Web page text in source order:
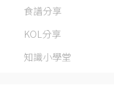
食譜分享
KOL分享
知識小學堂